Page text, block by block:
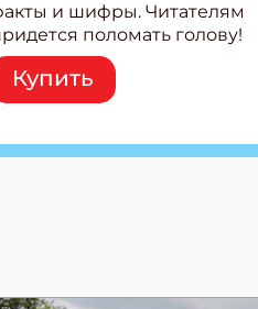
и шифры. Читателям
поломать голову!
Шифры и
расшифровки Плетем
поделки
коды 3 комикса
Купить